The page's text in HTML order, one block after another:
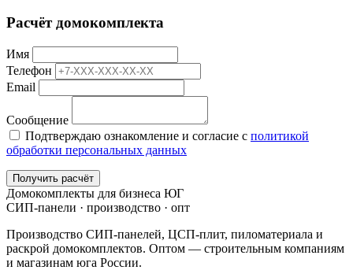
Расчёт домокомплекта
Имя
Телефон
Email
Сообщение
Подтверждаю ознакомление и согласие с политикой
обработки персональных данных
Получить расчёт
Домокомплекты для бизнеса ЮГ
СИП-панели · производство · опт
Производство СИП-панелей, ЦСП-плит, пиломатериала и
раскрой домокомплектов. Оптом — строительным компаниям
и магазинам юга России.